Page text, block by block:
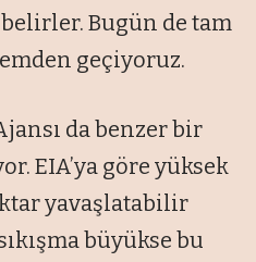
Bugün de tam
geçiyoruz.
da benzer bir
EIA’ya göre yüksek
yavaşlatabilir
büyükse bu